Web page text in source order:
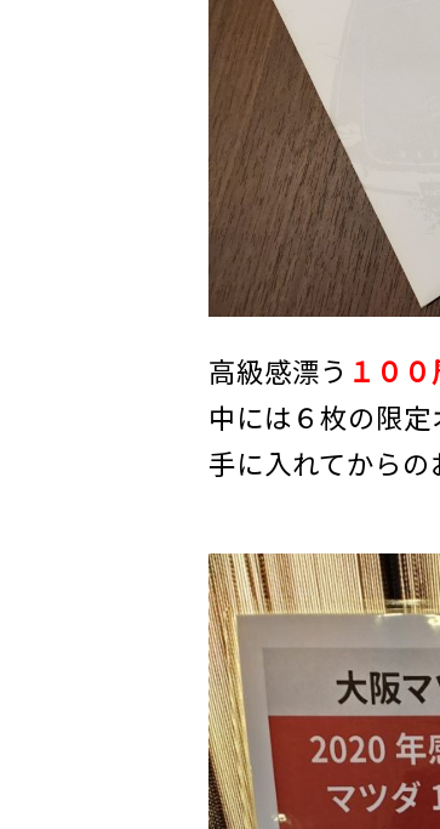
高級感漂う １０
中には６枚の限
手に入れてからの